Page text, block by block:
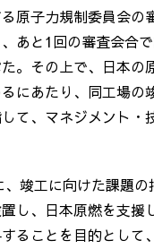
原子力規制委員会の
あと1回の審査会合
。その上で、日本の
にあたり、同工場
て、マネジメント
竣工に向けた課題
置し、日本原燃を支
ることを目的とし